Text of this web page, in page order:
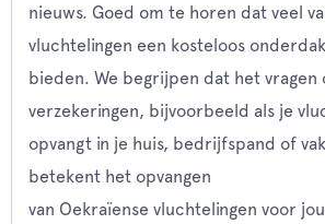
nieuws. Goed om te horen dat veel
vluchtelingen een kosteloos
bieden. We begrijpen dat het
verzekeringen, bijvoorbeeld als je
opvangt in je huis, bedrijfspand of
betekent het opvangen
van Oekraïense vluchtelingen voor